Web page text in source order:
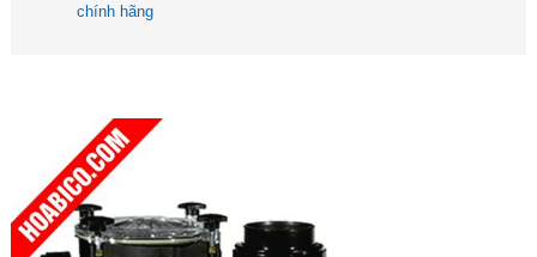
chính hãng